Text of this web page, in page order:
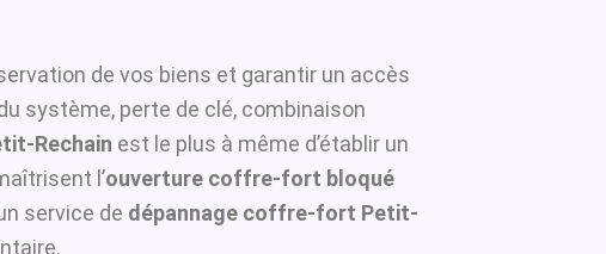
de vos biens et garantir un accès
système, perte de clé, combinaison
Rechain est le plus à même d’établir un
l’ouverture coffre-fort bloqué
service de dépannage coffre-fort Petit-